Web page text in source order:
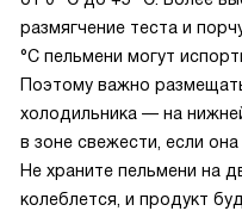
размягчение теста и
°C пельмени могут
Поэтому важно
холодильника — на
в зоне свежести, если
Не храните пельмени на
колеблется, и продукт